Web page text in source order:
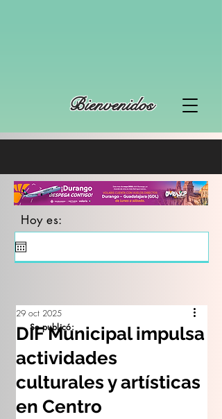
Bienvenidos
Hoy es:
DIF Municipal impulsa
actividades
culturales y artísticas
en Centro
29 oct 2025
Se publicó: